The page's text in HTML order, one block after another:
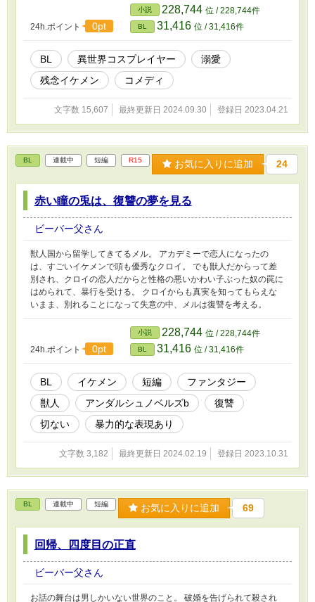
24h.ポイント 0pt
小説 228,744 位 / 228,744件
BL 31,416 位 / 31,416件
BL 異世界コスプレイヤー
溺愛
残念イケメン
コメディ
文字数 15,607 最終更新日 2024.09.30 登録日 2023.04.21
BL 連載中 短編 R15 お気に入りに追加 24
赤い瞳の兎は、復讐の夢を見る
ビーバー父さん
獣人国から留学してきてるメル。 アカデミーで恋人になったの
は、すごいイケメンで頭も優秀なクロイ。 でも獣人だからって差
別され、クロイの恋人だからと性格の悪いかわい子ぶった奴の罠に
はめられて、暴行を受ける。 クロイからも真実を知ってもらえな
いまま、別れることになって失意の中、メルは復讐を考える。
24h.ポイント 0pt
小説 228,744 位 / 228,744件
BL 31,416 位 / 31,416件
BL イケメン 短編
ファンタジー
獣人
アンダルシュノベルズb
復讐
切ない
暴力的な表現あり
文字数 3,182 最終更新日 2024.02.19 登録日 2023.10.31
BL 連載中 短編 お気に入りに追加 69
回帰、四度目の正直
ビーバー父さん
お話の舞台は男しかいない世界のこと。 破婚を告げられて殺され